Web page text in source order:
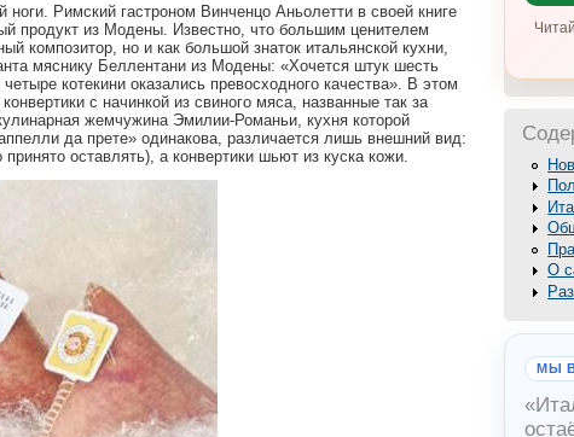
Римский гастроном Винченцо Аньолетти в своей книге
продукт из Модены. Известно, что большим ценителем
композитор, но и как большой знаток итальянской кухни,
мяснику Беллентани из Модены: «Хочется штук шесть
котекини оказались превосходного качества». В этом
с начинкой из свиного мяса, названные так за
жемчужина Эмилии-Романьи, кухня которой
да прете» одинакова, различается лишь внешний вид:
оставлять), а конвертики шьют из куска кожи.
О
МЫ